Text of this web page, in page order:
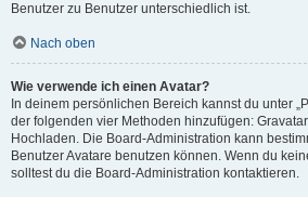
Benutzer zu Benutzer unterschiedlich ist.
Nach oben
Wie verwende ich einen Avatar?
In deinem persönlichen Bereich kannst du unter
der folgenden vier Methoden hinzufügen:
Hochladen. Die Board-Administration kann
Benutzer Avatare benutzen können. Wenn du
solltest du die Board-Administration kontaktieren.